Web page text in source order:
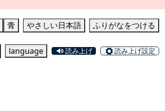
青 やさしい日本語 ふりがなをつける
language 読み上げ 読み上げ設定